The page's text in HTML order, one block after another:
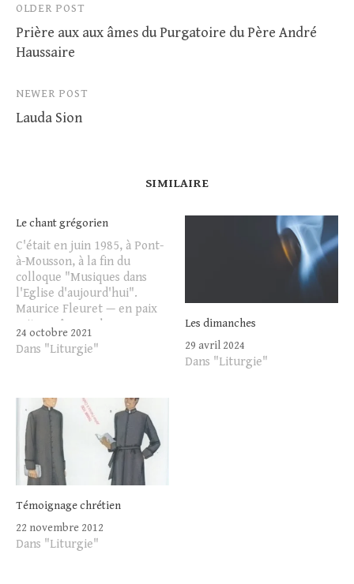
Post
navigation
OLDER POST
Prière aux aux âmes du Purgatoire du Père André
Haussaire
NEWER POST
Lauda Sion
SIMILAIRE
Le chant grégorien
C'était en juin 1985, à Pont-
à-Mousson, à la fin du
colloque "Musiques dans
l'Eglise d'aujourd'hui".
Maurice Fleuret — en paix
soit son âme —, le
magnifique directeur de la
musique et de la danse du
supplication ; on peut le…
24 octobre 2021
Dans "Liturgie"
Les dimanches
29 avril 2024
Dans "Liturgie"
Témoignage chrétien
22 novembre 2012
Dans "Liturgie"